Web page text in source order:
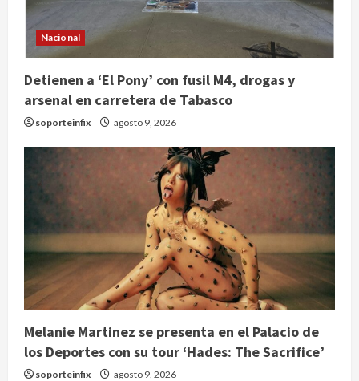
Nacional
Detienen a ‘El Pony’ con fusil M4, drogas y
arsenal en carretera de Tabasco
soporteinfix agosto 9, 2026
Melanie Martinez se presenta en el Palacio de
los Deportes con su tour ‘Hades: The Sacrifice’
soporteinfix agosto 9, 2026